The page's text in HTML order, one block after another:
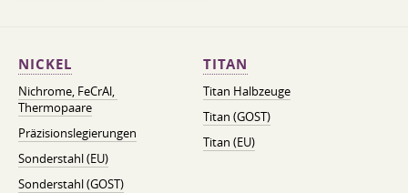
NICKEL
Nichrome, FeСrAl, ​​
Thermopaare
Präzisionslegierungen
Sonderstahl (EU)
Sonderstahl (GOST)
TITAN
Titan Halbzeuge
Titan (GOST)
Titan (EU)